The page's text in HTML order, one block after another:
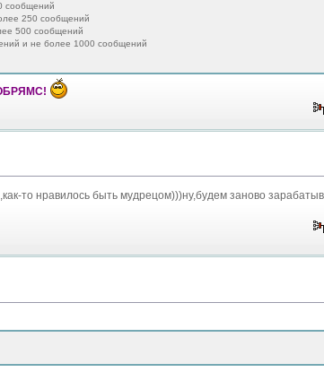
сообщений
250 сообщений
500 сообщений
и не более 1000 сообщений
то нравилось быть мудрецом)))ну,будем заново